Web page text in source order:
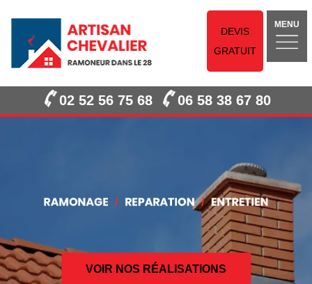
DEVIS
GRATUIT
MENU
02 52 56 75 68 06 58 38 67 80
VOIR NOS RÉALISATIONS